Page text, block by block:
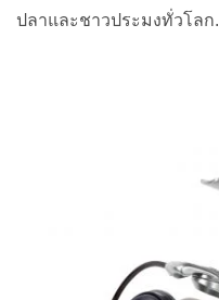
ปลาและชาวประมงทั่วโลก.